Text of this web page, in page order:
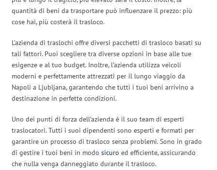
quantità di beni da trasportare può influenzare il prezzo: più
cose hai, più costerà il trasloco.
L’azienda di traslochi offre diversi pacchetti di trasloco basati su
tali fattori. Puoi scegliere tra diverse opzioni in base alle tue
esigenze e al tuo budget. Inoltre, l’azienda utilizza veicoli
moderni e perfettamente attrezzati per il lungo viaggio da
Napoli a Ljubljana, garantendo che tutti i tuoi beni arrivino a
destinazione in perfette condizioni.
Uno dei punti di forza dell’azienda è il suo team di esperti
traslocatori. Tutti i suoi dipendenti sono esperti e formati per
garantire un processo di trasloco senza problemi. Sono in grado
di gestire i tuoi beni in modo sicuro ed efficiente, assicurando
che nulla venga danneggiato durante il trasloco.